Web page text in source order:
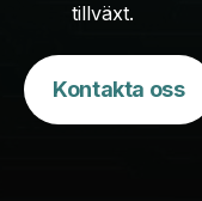
tillväxt.
Kontakta oss